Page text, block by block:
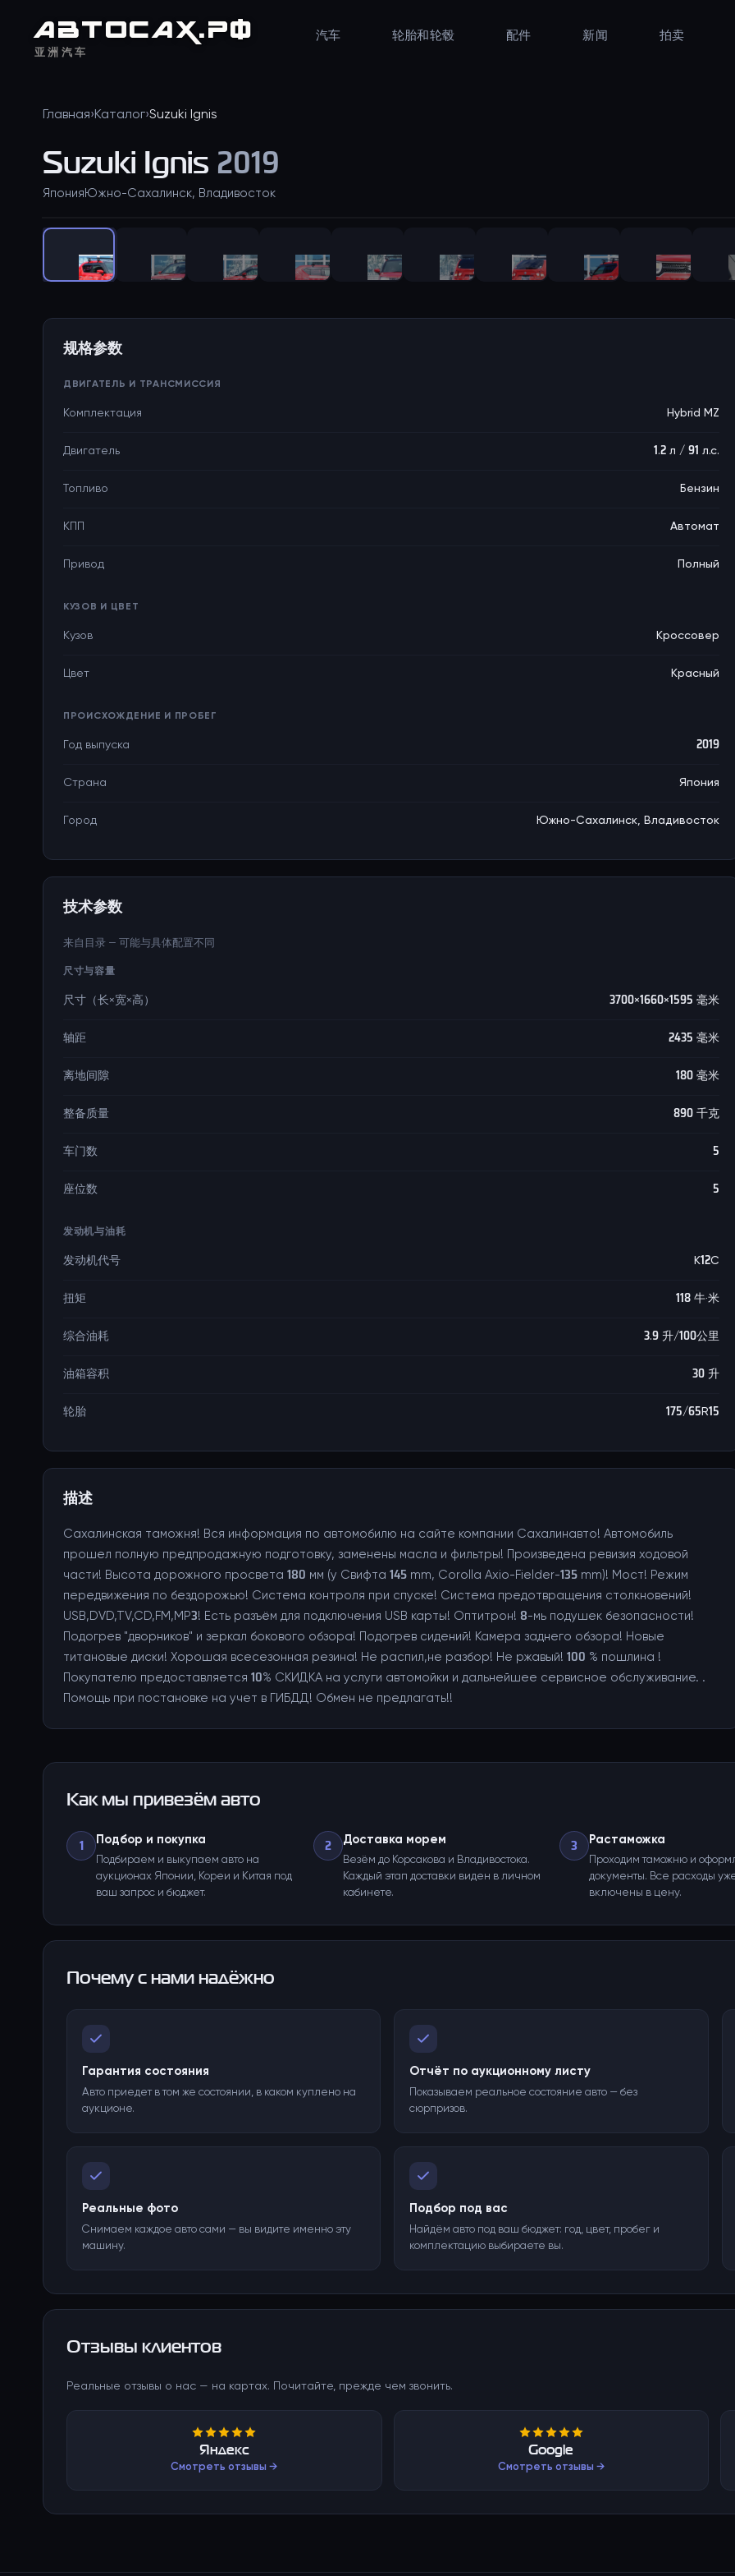
АВТОСАХ.РФ
亚洲汽车
汽车 轮胎和轮毂 配件 新闻 拍卖
Главная›Каталог›Suzuki Ignis
Suzuki Ignis 2019
Япония Южно-Сахалинск, Владивосток
规格参数
ДВИГАТЕЛЬ И ТРАНСМИССИЯ
Комплектация Hybrid MZ
Двигатель 1.2 л / 91 л.с.
Топливо Бензин
КПП Автомат
Привод Полный
КУЗОВ И ЦВЕТ
Кузов Кроссовер
Цвет Красный
ПРОИСХОЖДЕНИЕ И ПРОБЕГ
Год выпуска 2019
Страна Япония
Город Южно-Сахалинск, Владивосток
技术参数
来自目录 — 可能与具体配置不同
尺寸与容量
尺寸（长×宽×高） 3700×1660×1595 毫米
轴距 2435 毫米
离地间隙 180 毫米
整备质量 890 千克
车门数 5
座位数 5
发动机与油耗
发动机代号 K12C
扭矩 118 牛·米
综合油耗 3.9 升/100公里
油箱容积 30 升
轮胎 175/65R15
描述
Сахалинская таможня! Вся информация по автомобилю на сайте компании Сахалинавто! Автомобиль
прошел полную предпродажную подготовку, заменены масла и фильтры! Произведена ревизия ходовой
части! Высота дорожного просвета 180 мм (у Свифта 145 mm, Corolla Axio-Fielder-135 mm)! Мост! Режим
передвижения по бездорожью! Система контроля при спуске! Система предотвращения столкновений!
USB,DVD,TV,CD,FM,MP3! Есть разъём для подключения USB карты! Оптитрон! 8-мь подушек безопасности!
Подогрев "дворников" и зеркал бокового обзора! Подогрев сидений! Камера заднего обзора! Новые
титановые диски! Хорошая всесезонная резина! Не распил,не разбор! Не ржавый! 100 % пошлина !
Покупателю предоставляется 10% СКИДКА на услуги автомойки и дальнейшее сервисное обслуживание. .
Помощь при постановке на учет в ГИБДД! Обмен не предлагать!!
Как мы привезём авто
1 Подбор и покупка
Подбираем и выкупаем авто на
аукционах Японии, Кореи и Китая под
ваш запрос и бюджет.
2 Доставка морем
Везём до Корсакова и Владивостока.
Каждый этап доставки виден в личном
кабинете.
3 Растаможка
Проходим таможню и
документы. Все расходы
включены в цену.
Почему с нами надёжно
Гарантия состояния
Авто приедет в том же состоянии, в каком куплено на
аукционе.
Отчёт по аукционному листу
Показываем реальное состояние авто — без
сюрпризов.
Реальные фото
Снимаем каждое авто сами — вы видите именно эту
машину.
Подбор под вас
Найдём авто под ваш бюджет: год, цвет, пробег и
комплектацию выбираете вы.
Отзывы клиентов
Реальные отзывы о нас — на картах. Почитайте, прежде чем звонить.
Яндекс
Смотреть отзывы →
Google
Смотреть отзывы →